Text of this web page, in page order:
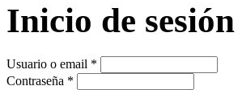
Inicio de sesión
Usuario o email *
Contraseña *